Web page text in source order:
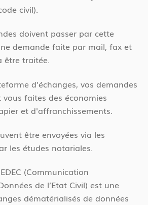
civil).
doivent passer par cette
demande faite par mail, fax et
être traitée.
d'échanges, vos demandes
vous faites des économies
et d'affranchissements.
être envoyées via les
les études notariales.
(Communication
de l’Etat Civil) est une
dématérialisés de données